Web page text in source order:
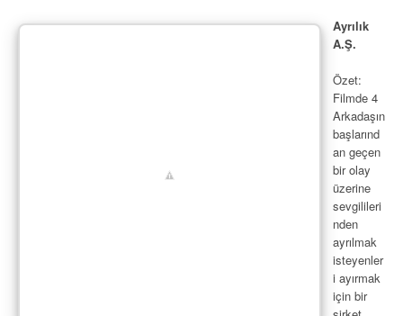
Ayrılık
A.Ş.
Özet:
Filmde 4
Arkadaşın
başlarınd
an geçen
bir olay
üzerine
sevgilileri
nden
ayrılmak
isteyenler
i ayırmak
için bir